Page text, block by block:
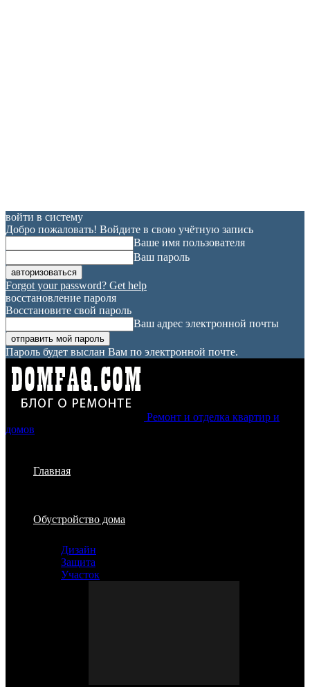
войти в систему
Добро пожаловать! Войдите в свою учётную запись
Ваше имя пользователя
Ваш пароль
Forgot your password? Get help
восстановление пароля
Восстановите свой пароль
Ваш адрес электронной почты
Пароль будет выслан Вам по электронной почте.
Ремонт и отделка квартир и
домов
Главная
Обустройство дома
Дизайн
Защита
Участок